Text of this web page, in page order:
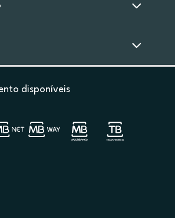
disponíveis